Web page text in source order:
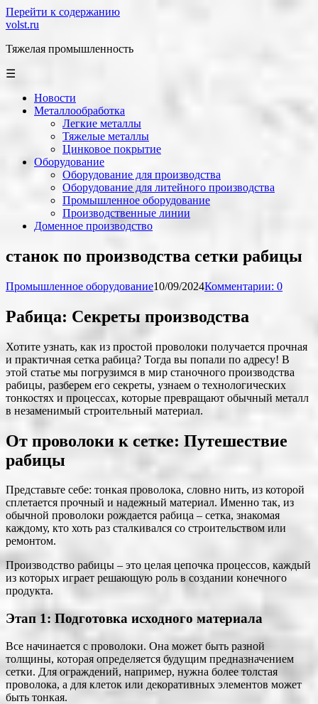
Перейти к содержанию
volst.ru
Тяжелая промышленность
☰
Новости
Металлообработка
Легкие металлы
Тяжелые металлы
Цинковое покрытие
Оборудование
Оборудование для производства
Оборудование для литейного производства
Промышленное оборудование
Производственные линии
Доменное производство
станок по производства сетки рабицы
Промышленное оборудование10/09/2024Комментарии: 0
Рабица: Секреты производства
Хотите узнать, как из простой проволоки получается прочная
и практичная сетка рабица? Тогда вы попали по адресу! В
этой статье мы погрузимся в мир станочного производства
рабицы, разберем его секреты, узнаем о технологических
тонкостях и процессах, которые превращают обычный металл
в незаменимый строительный материал.
От проволоки к сетке: Путешествие
рабицы
Представьте себе: тонкая проволока, словно нить, из которой
сплетается прочный и надежный материал. Именно так, из
обычной проволоки рождается рабица – сетка, знакомая
каждому, кто хоть раз сталкивался со строительством или
ремонтом.
Производство рабицы – это целая цепочка процессов, каждый
из которых играет решающую роль в создании конечного
продукта.
Этап 1: Подготовка исходного материала
Все начинается с проволоки. Она может быть разной
толщины, которая определяется будущим предназначением
сетки. Для ограждений, например, нужна более толстая
проволока, а для клеток или декоративных элементов может
быть тонкая.